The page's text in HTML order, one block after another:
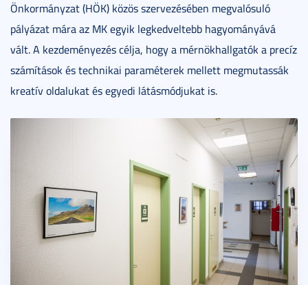
Önkormányzat (HÖK) közös szervezésében megvalósuló
pályázat mára az MK egyik legkedveltebb hagyományává
vált. A kezdeményezés célja, hogy a mérnökhallgatók a precíz
számítások és technikai paraméterek mellett megmutassák
kreatív oldalukat és egyedi látásmódjukat is.